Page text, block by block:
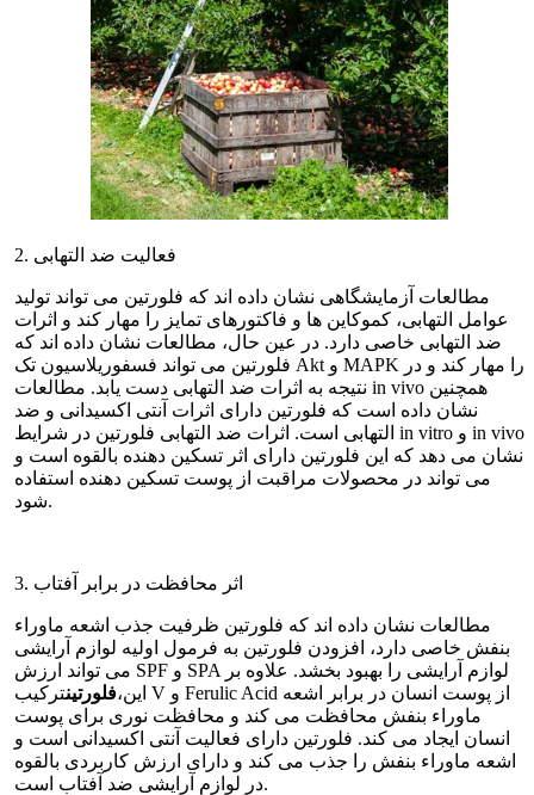
2. فعالیت ضد التهابی
مطالعات آزمایشگاهی نشان داده اند که فلورتین می تواند تولید
عوامل التهابی، کموکاین ها و فاکتورهای تمایز را مهار کند و اثرات
ضد التهابی خاصی دارد. در عین حال، مطالعات نشان داده اند که
فلورتین می تواند فسفوریلاسیون تک Akt و MAPK را مهار کند و در
نتیجه به اثرات ضد التهابی دست یابد. مطالعات in vivo همچنین
نشان داده است که فلورتین دارای اثرات آنتی اکسیدانی و ضد
التهابی است. اثرات ضد التهابی فلورتین در شرایط in vitro و in vivo
نشان می دهد که این فلورتین دارای اثر تسکین دهنده بالقوه است و
می تواند در محصولات مراقبت از پوست تسکین دهنده استفاده
شود.
3. اثر محافظت در برابر آفتاب
مطالعات نشان داده اند که فلورتین ظرفیت جذب اشعه ماوراء
بنفش خاصی دارد، افزودن فلورتین به فرمول اولیه لوازم آرایشی
می تواند ارزش SPF و SPA لوازم آرایشی را بهبود بخشد. علاوه بر
این،فلورتینترکیب V و Ferulic Acid از پوست انسان در برابر اشعه
ماوراء بنفش محافظت می کند و محافظت نوری برای پوست
انسان ایجاد می کند. فلورتین دارای فعالیت آنتی اکسیدانی است و
اشعه ماوراء بنفش را جذب می کند و دارای ارزش کاربردی بالقوه
در لوازم آرایشی ضد آفتاب است.